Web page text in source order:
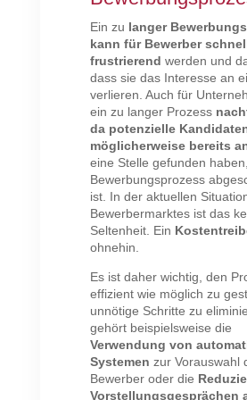
Ein zu langer
kann für Bewerber
frustrierend werden und
dass sie das Interesse an
verlieren. Auch für
ein zu langer Prozess
da potenzielle
möglicherweise bereits
eine Stelle gefunden
Bewerbungsprozess
ist. In der aktuellen
Bewerbermarktes ist das
Seltenheit. Ein
ohnehin.
Es ist daher wichtig, den
effizient wie möglich zu
unnötige Schritte zu
gehört beispielsweise die
Verwendung von
Systemen zur Vorauswahl
Bewerber oder die
Vorstellungsgesprächen